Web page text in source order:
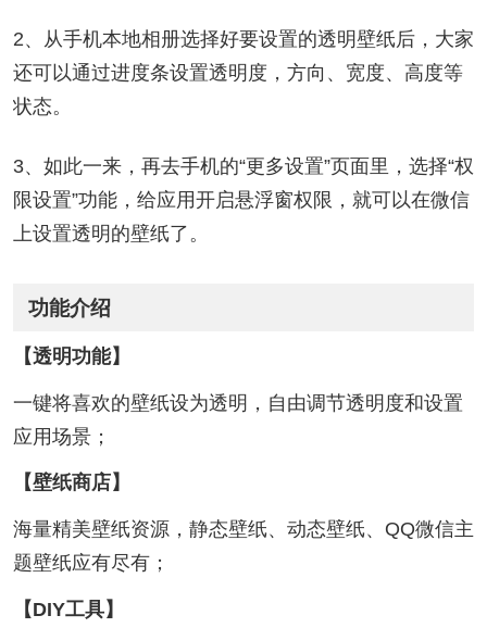
2、从手机本地相册选择好要设置的透明壁纸后，大家
还可以通过进度条设置透明度，方向、宽度、高度等
状态。
3、如此一来，再去手机的“更多设置”页面里，选择“权
限设置”功能，给应用开启悬浮窗权限，就可以在微信
上设置透明的壁纸了。
功能介绍
【透明功能】
一键将喜欢的壁纸设为透明，自由调节透明度和设置
应用场景；
【壁纸商店】
海量精美壁纸资源，静态壁纸、动态壁纸、QQ微信主
题壁纸应有尽有；
【DIY工具】